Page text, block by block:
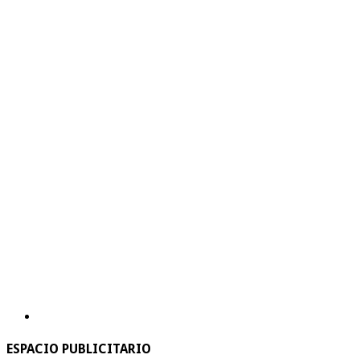
ESPACIO PUBLICITARIO